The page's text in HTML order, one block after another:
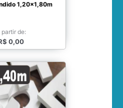
1,20x1,80m
partir de:
0,00